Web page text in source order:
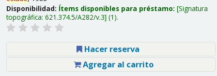
Disponibilidad: Ítems disponibles para préstamo: Signatura
topográfica: 621.374.5/A282/v.3 (1).
Hacer reserva
Agregar al carrito